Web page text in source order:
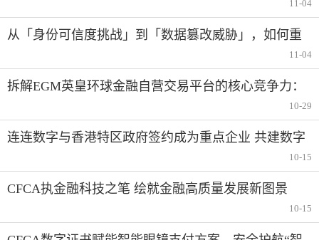
11-04
从「身份可信度挑战」到「数据篡改威胁」，如何重
11-04
拆解EGM英皇环球金融自营交易平台的核心竞争力：
10-29
连连数字与香港特区政府签约成为重点企业 共建数字
10-15
CFCA执金融科技之笔 绘就金融高质量发展新图景
10-15